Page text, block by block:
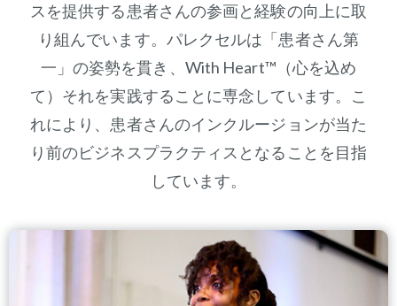
スを提供する患者さんの参画と経験の向上に取
り組んでいます。パレクセルは「患者さん第
一」の姿勢を貫き、With Heart™（心を込め
て）それを実践することに専念しています。こ
れにより、患者さんのインクルージョンが当た
り前のビジネスプラクティスとなることを目指
しています。